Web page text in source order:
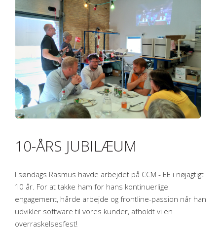
10-ÅRS JUBILÆUM
I søndags Rasmus havde arbejdet på CCM - EE i nøjagtigt
10 år. For at takke ham for hans kontinuerlige
engagement, hårde arbejde og frontline-passion når han
udvikler software til vores kunder, afholdt vi en
overraskelsesfest!